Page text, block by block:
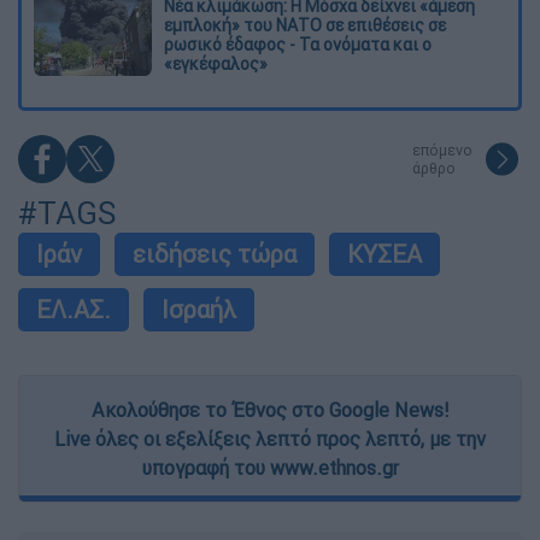
Νέα κλιμάκωση: Η Μόσχα δείχνει «άμεση
εμπλοκή» του ΝΑΤΟ σε επιθέσεις σε
ρωσικό έδαφος - Τα ονόματα και ο
«εγκέφαλος»
επόμενο
άρθρο
#TAGS
Ιράν ειδήσεις τώρα
ΚΥΣΕΑ
ΕΛ.ΑΣ.
Ισραήλ
Ακολούθησε το Έθνος στο Google News!
Live όλες οι εξελίξεις λεπτό προς λεπτό, με την
υπογραφή του www.ethnos.gr